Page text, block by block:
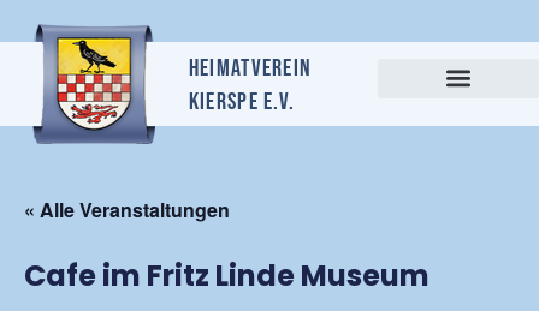
Heimatverein
Kierspe e.v.
« Alle Veranstaltungen
Cafe im Fritz Linde Museum